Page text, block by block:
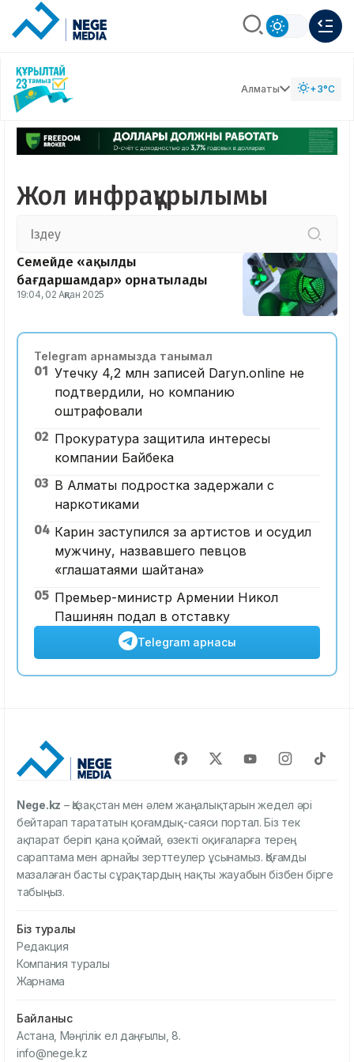
Алматы +3°C
Жол инфрақұрылымы
Семейде «ақылды
бағдаршамдар» орнатылады
19:04, 02 Ақпан 2025
Telegram арнамызда танымал
01 Утечку 4,2 млн записей Daryn.online не
подтвердили, но компанию
оштрафовали
02 Прокуратура защитила интересы
компании Байбека
03 В Алматы подростка задержали с
наркотиками
04 Карин заступился за артистов и осудил
мужчину, назвавшего певцов
«глашатаями шайтана»
05 Премьер-министр Армении Никол
Пашинян подал в отставку
Telegram арнасы
Nege.kz – Қазақстан мен әлем жаңалықтарын жедел әрі
бейтарап тарататын қоғамдық-саяси портал. Біз тек
ақпарат беріп қана қоймай, өзекті оқиғаларға терең
сараптама мен арнайы зерттеулер ұсынамыз. Қоғамды
мазалаған басты сұрақтардың нақты жауабын бізбен бірге
табыңыз.
Біз туралы
Редакция
Компания туралы
Жарнама
Байланыс
Астана, Мәңгілік ел даңғылы, 8.
info@nege.kz